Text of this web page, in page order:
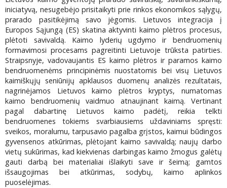
iniciatyvą, nesugebėjo prisitaikyti prie rinkos ekonomikos sąlygų,
prarado pasitikėjimą savo jėgomis. Lietuvos integracija į
Europos Sąjungą (ES) skatina aktyvinti kaimo plėtros procesus,
plėtoti savivaldą. Kaimo lyderių ugdymo ir bendruomenių
formavimosi procesams pagreitinti Lietuvoje trūksta patirties.
Straipsnyje, vadovaujantis ES kaimo plėtros ir paramos kaimo
bendruomenėms principinėmis nuostatomis bei visų Lietuvos
kaimiškųjų seniūnijų apklausos duomenų analizės rezultatais,
nagrinėjamos Lietuvos kaimo plėtros kryptys, numatomas
kaimo bendruomenių vaidmuo atnaujinant kaimą. Vertinant
pagal dabartinę Lietuvos kaimo padėtį, reikia telkti
bendruomenes tokiems svarbiausiems uždaviniams spręsti:
sveikos, moralumu, tarpusavio pagalba grįstos, kaimui būdingos
gyvensenos atkūrimas, plėtojant kaimo savivaldą; naujų darbo
vietų sukūrimas, kad kiekvienas darbingas kaimo žmogus galėtų
gauti darbą bei materialiai išlaikyti save ir šeimą; gamtos
išsaugojimas bei atkūrimas, sodybų, kaimo aplinkos
puoselėjimas.